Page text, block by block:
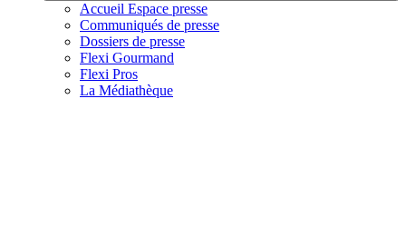
Accueil Espace presse
Communiqués de presse
Dossiers de presse
Flexi Gourmand
Flexi Pros
La Médiathèque